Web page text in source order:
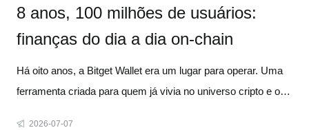
8 anos, 100 milhões de usuários:
finanças do dia a dia on-chain
Há oito anos, a Bitget Wallet era um lugar para operar. Uma
ferramenta criada para quem já vivia no universo cripto e on-
2026-07-07